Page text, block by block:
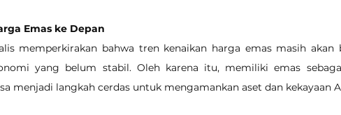
Emas ke Depan
memperkirakan bahwa tren kenaikan harga emas masih
yang belum stabil. Oleh karena itu, memiliki emas
menjadi langkah cerdas untuk mengamankan aset dan kekayaan